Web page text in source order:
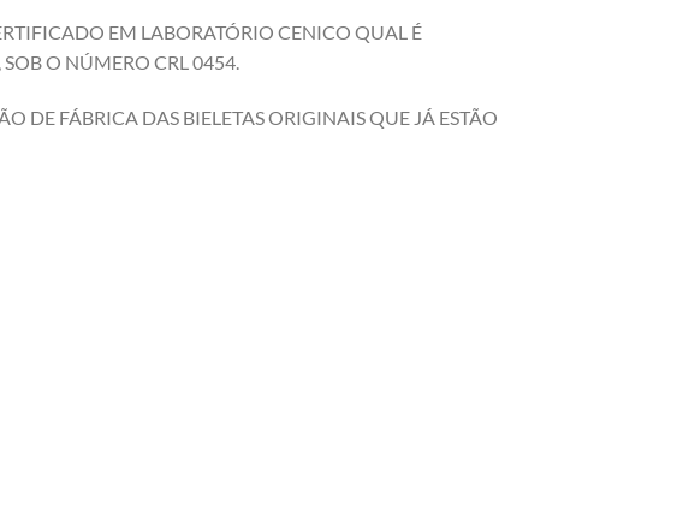
EM LABORATÓRIO CENICO QUAL É
O NÚMERO CRL 0454.
DE FÁBRICA DAS BIELETAS ORIGINAIS QUE JÁ ESTÃO